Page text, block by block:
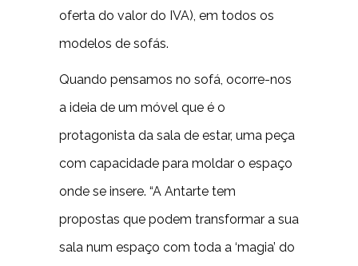
oferta do valor do IVA), em todos os
modelos de sofás.
Quando pensamos no sofá, ocorre-nos
a ideia de um móvel que é o
protagonista da sala de estar, uma peça
com capacidade para moldar o espaço
onde se insere. “A Antarte tem
propostas que podem transformar a sua
sala num espaço com toda a ‘magia’ do